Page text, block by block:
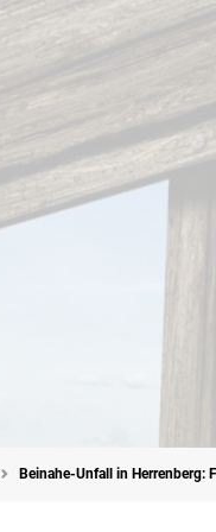
Beinahe-Unfall in Herrenberg: